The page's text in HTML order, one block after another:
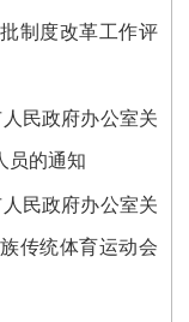
制度改革工作评
民政府办公室关
员的通知
民政府办公室关
传统体育运动会